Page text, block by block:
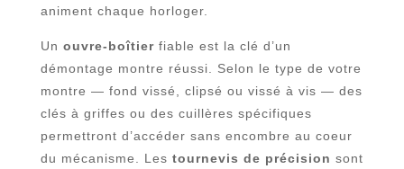
animent chaque horloger.
Un ouvre-boîtierfiable est la clé d’un
démontage montre réussi. Selon le type de votre
montre — fond vissé, clipsé ou vissé à vis — des
clés à griffes ou des cuillères spécifiques
permettront d’accéder sans encombre au coeur
du mécanisme. Les tournevis de précision sont